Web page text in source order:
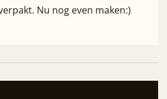
Nu nog even maken:)